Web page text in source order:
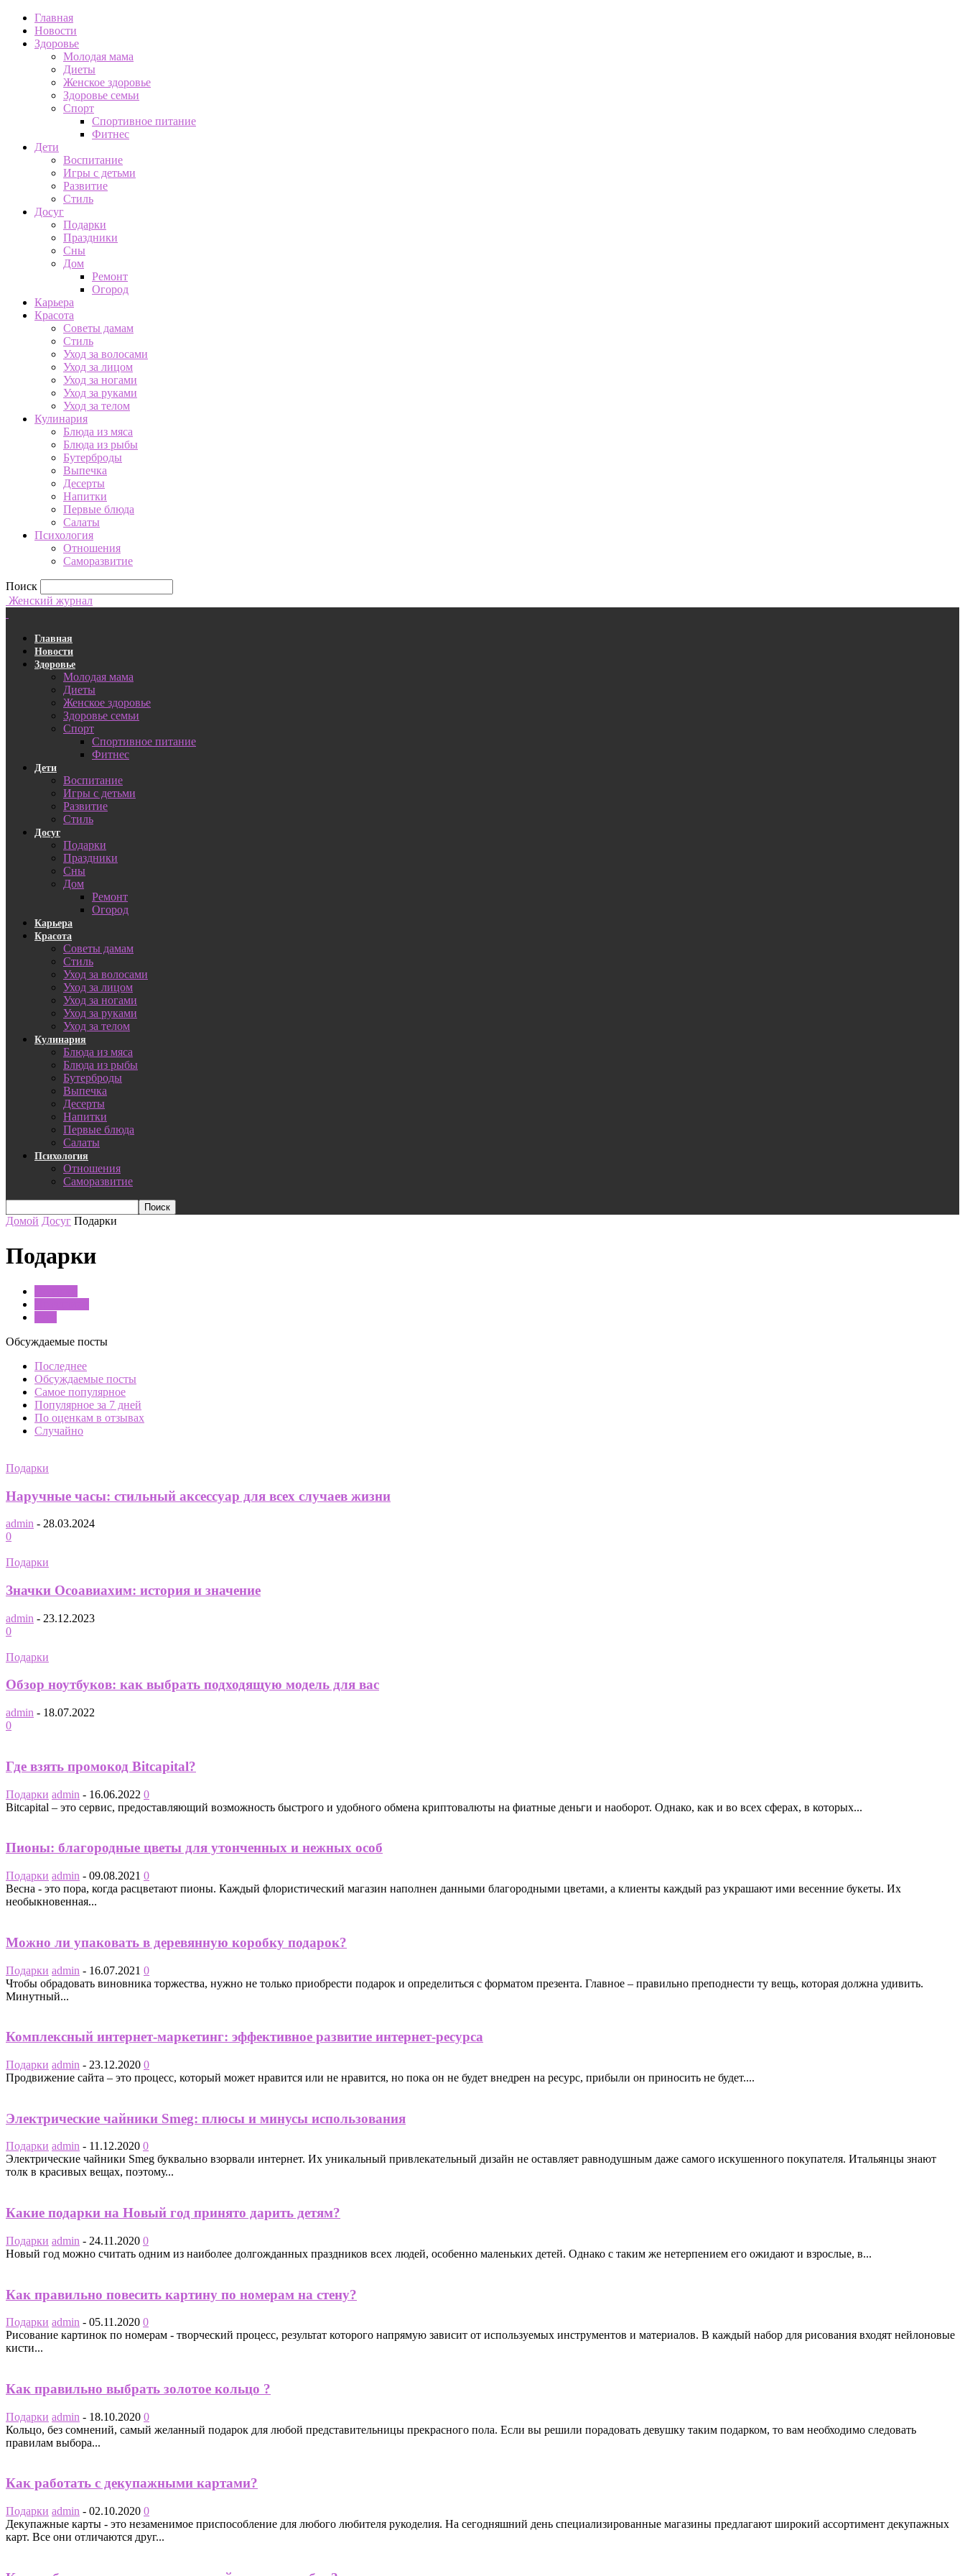
Главная
Новости
Здоровье
Молодая мама
Диеты
Женское здоровье
Здоровье семьи
Спорт
Спортивное питание
Фитнес
Дети
Воспитание
Игры с детьми
Развитие
Стиль
Досуг
Подарки
Праздники
Сны
Дом
Ремонт
Огород
Карьера
Красота
Советы дамам
Стиль
Уход за волосами
Уход за лицом
Уход за ногами
Уход за руками
Уход за телом
Кулинария
Блюда из мяса
Блюда из рыбы
Бутерброды
Выпечка
Десерты
Напитки
Первые блюда
Салаты
Психология
Отношения
Саморазвитие
Поиск
Женский журнал
Главная
Новости
Здоровье
Молодая мама
Диеты
Женское здоровье
Здоровье семьи
Спорт
Спортивное питание
Фитнес
Дети
Воспитание
Игры с детьми
Развитие
Стиль
Досуг
Подарки
Праздники
Сны
Дом
Ремонт
Огород
Карьера
Красота
Советы дамам
Стиль
Уход за волосами
Уход за лицом
Уход за ногами
Уход за руками
Уход за телом
Кулинария
Блюда из мяса
Блюда из рыбы
Бутерброды
Выпечка
Десерты
Напитки
Первые блюда
Салаты
Психология
Отношения
Саморазвитие
Домой Досуг Подарки
Подарки
Обсуждаемые посты
Последнее
Обсуждаемые посты
Самое популярное
Популярное за 7 дней
По оценкам в отзывах
Случайно
Подарки
Наручные часы: стильный аксессуар для всех случаев жизни
admin - 28.03.2024
0
Подарки
Значки Осоавиахим: история и значение
admin - 23.12.2023
0
Подарки
Обзор ноутбуков: как выбрать подходящую модель для вас
admin - 18.07.2022
0
Где взять промокод Bitcapital?
Подарки admin - 16.06.2022 0
Bitcapital – это сервис, предоставляющий возможность быстрого и удобного обмена криптовалюты на фиатные деньги и наоборот. Однако, как и во всех сферах, в которых...
Пионы: благородные цветы для утонченных и нежных особ
Подарки admin - 09.08.2021 0
Весна - это пора, когда расцветают пионы. Каждый флористический магазин наполнен данными благородными цветами, а клиенты каждый раз украшают ими весенние букеты. Их
необыкновенная...
Можно ли упаковать в деревянную коробку подарок?
Подарки admin - 16.07.2021 0
Чтобы обрадовать виновника торжества, нужно не только приобрести подарок и определиться с форматом презента. Главное – правильно преподнести ту вещь, которая должна удивить.
Минутный...
Комплексный интернет-маркетинг: эффективное развитие интернет-ресурса
Подарки admin - 23.12.2020 0
Продвижение сайта – это процесс, который может нравится или не нравится, но пока он не будет внедрен на ресурс, прибыли он приносить не будет....
Электрические чайники Smeg: плюсы и минусы использования
Подарки admin - 11.12.2020 0
Электрические чайники Smeg буквально взорвали интернет. Их уникальный привлекательный дизайн не оставляет равнодушным даже самого искушенного покупателя. Итальянцы знают
толк в красивых вещах, поэтому...
Какие подарки на Новый год принято дарить детям?
Подарки admin - 24.11.2020 0
Новый год можно считать одним из наиболее долгожданных праздников всех людей, особенно маленьких детей. Однако с таким же нетерпением его ожидают и взрослые, в...
Как правильно повесить картину по номерам на стену?
Подарки admin - 05.11.2020 0
Рисование картинок по номерам - творческий процесс, результат которого напрямую зависит от используемых инструментов и материалов. В каждый набор для рисования входят нейлоновые
кисти...
Как правильно выбрать золотое кольцо ?
Подарки admin - 18.10.2020 0
Кольцо, без сомнений, самый желанный подарок для любой представительницы прекрасного пола. Если вы решили порадовать девушку таким подарком, то вам необходимо следовать
правилам выбора...
Как работать с декупажными картами?
Подарки admin - 02.10.2020 0
Декупажные карты - это незаменимое приспособление для любого любителя рукоделия. На сегодняшний день специализированные магазины предлагают широкий ассортимент декупажных
карт. Все они отличаются друг...